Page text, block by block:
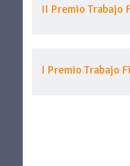
II Premio Trabajo
I Premio Trabajo